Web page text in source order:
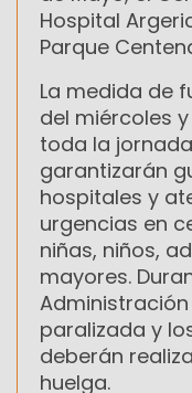
Hospital
Parque
La medida de
del miércoles
toda la
garantizarán
hospitales y
urgencias en
niñas, niños,
mayores.
paralizada y
deberán
huelga.